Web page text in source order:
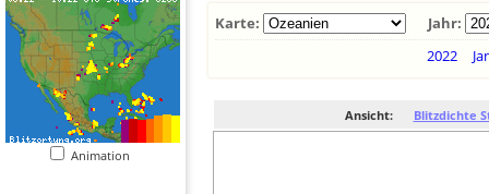
Animation
Karte:
Jahr:
2022
Ansicht: Blitzdichte